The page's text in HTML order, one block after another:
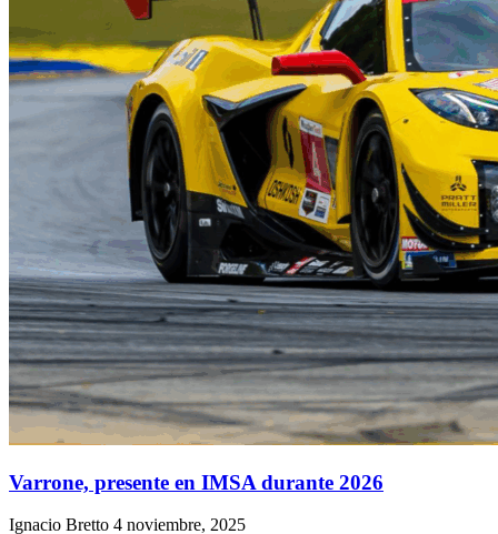
Varrone, presente en IMSA durante 2026
Ignacio Bretto 4 noviembre, 2025